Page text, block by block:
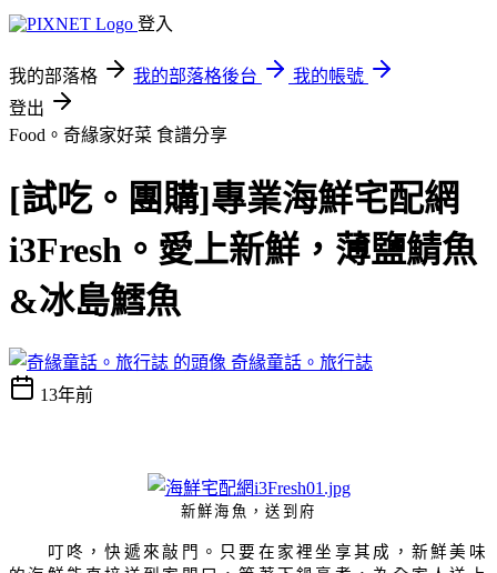
登入
我的部落格 我的部落格後台
我的帳號
登出
Food。奇緣家好菜 食譜分享
[試吃。團購]專業海鮮宅配網
i3Fresh。愛上新鮮，薄鹽鯖魚
&冰島鱈魚
奇緣童話。旅行誌
13年前
新鮮海魚，送到府
叮咚，快遞來敲門。只要在家裡坐享其成，新鮮美味